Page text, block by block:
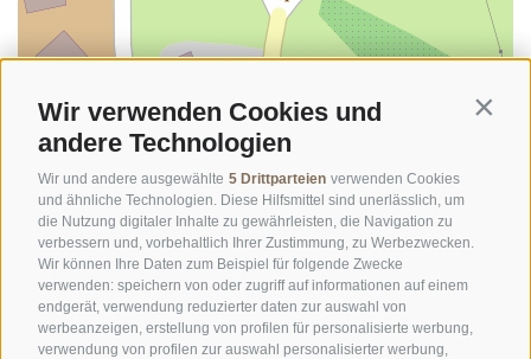
Wir verwenden Cookies und
andere Technologien
Wir und andere ausgewählte 5 Drittparteien verwenden Cookies
und ähnliche Technologien. Diese Hilfsmittel sind unerlässlich, um
die Nutzung digitaler Inhalte zu gewährleisten, die Navigation zu
verbessern und, vorbehaltlich Ihrer Zustimmung, zu Werbezwecken.
Wir können Ihre Daten zum Beispiel für folgende Zwecke
verwenden: speichern von oder zugriff auf informationen auf einem
endgerät, verwendung reduzierter daten zur auswahl von
werbeanzeigen, erstellung von profilen für personalisierte werbung,
verwendung von profilen zur auswahl personalisierter werbung,
©OpenStreetMapcontributors